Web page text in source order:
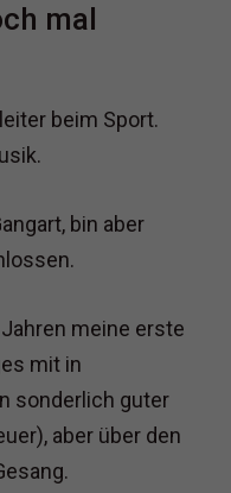
mal
beim Sport.
bin aber
meine erste
mit in
sonderlich guter
aber über den